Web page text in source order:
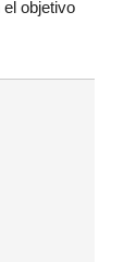
objetivo